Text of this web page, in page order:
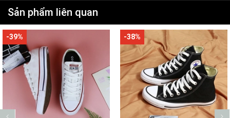
Sản phẩm liên quan
-40%